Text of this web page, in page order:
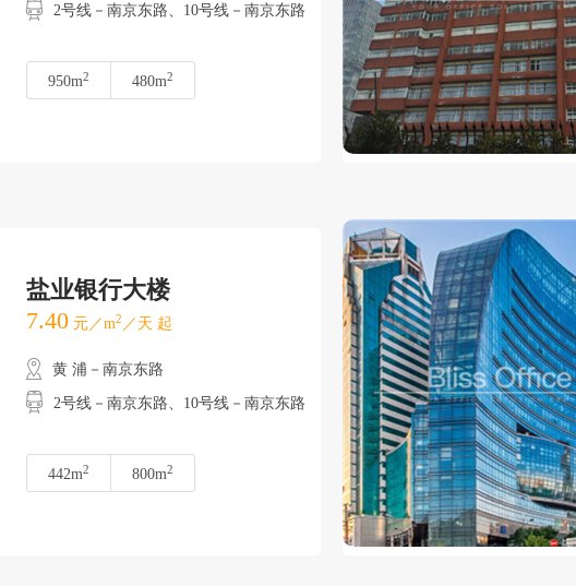
2号线－南京东路、10号线－南京东路
950m2 480m2
盐业银行大楼
7.40 元／m2 ／天 起
黄 浦－南京东路
2号线－南京东路、10号线－南京东路
442m2 800m2